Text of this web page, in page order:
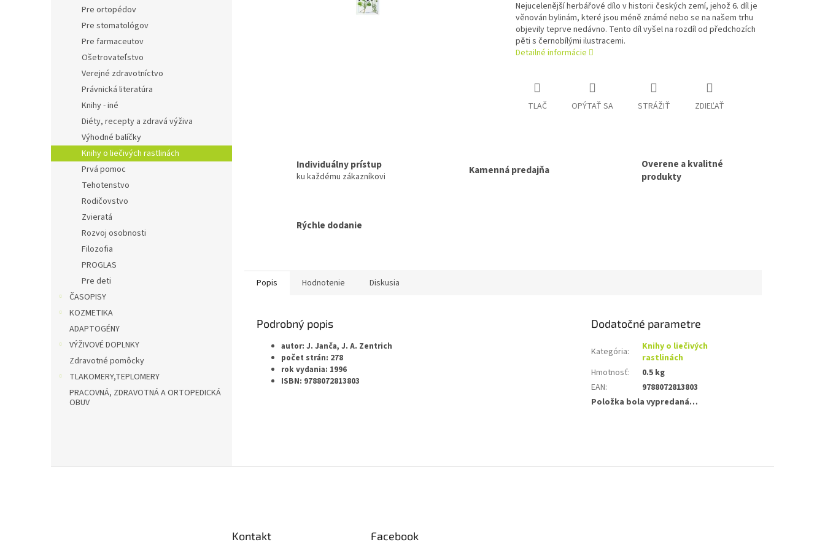
Pre ortopédov
Pre stomatológov
Pre farmaceutov
Ošetrovateľstvo
Verejné zdravotníctvo
Právnická literatúra
Knihy - iné
Diéty, recepty a zdravá výživa
Výhodné balíčky
Knihy o liečivých rastlinách
Prvá pomoc
Tehotenstvo
Rodičovstvo
Zvieratá
Rozvoj osobnosti
Filozofia
PROGLAS
Pre deti
ČASOPISY
KOZMETIKA
ADAPTOGÉNY
VÝŽIVOVÉ DOPLNKY
Zdravotné pomôcky
TLAKOMERY,TEPLOMERY
PRACOVNÁ, ZDRAVOTNÁ A ORTOPEDICKÁ
OBUV
Nejucelenější herbářové dílo v historii českých zemí, jehož 6. díl je
věnován bylinám, které jsou méně známé nebo se na našem trhu
objevily teprve nedávno. Tento díl vyšel na rozdíl od předchozích
pěti s černobílými ilustracemi.
Detailné informácie
TLAČ OPÝTAŤ SA STRÁŽIŤ ZDIEĽAŤ
Individuálny prístup
ku každému zákazníkovi Kamenná predajňa
Overene a kvalitné
produkty
Rýchle dodanie
Popis Hodnotenie Diskusia
Podrobný popis
autor: J. Janča, J. A. Zentrich
počet strán: 278
rok vydania: 1996
ISBN: 9788072813803
Dodatočné parametre
Kategória:
Knihy o liečivých
rastlinách
Hmotnosť:
0.5 kg
EAN:
9788072813803
Položka bola vypredaná…
Kontakt Facebook